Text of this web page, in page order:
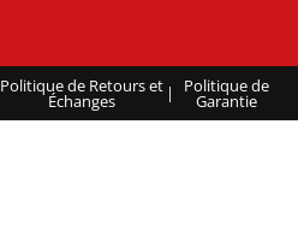
Politique de Retours et
Échanges | Politique de
Garantie